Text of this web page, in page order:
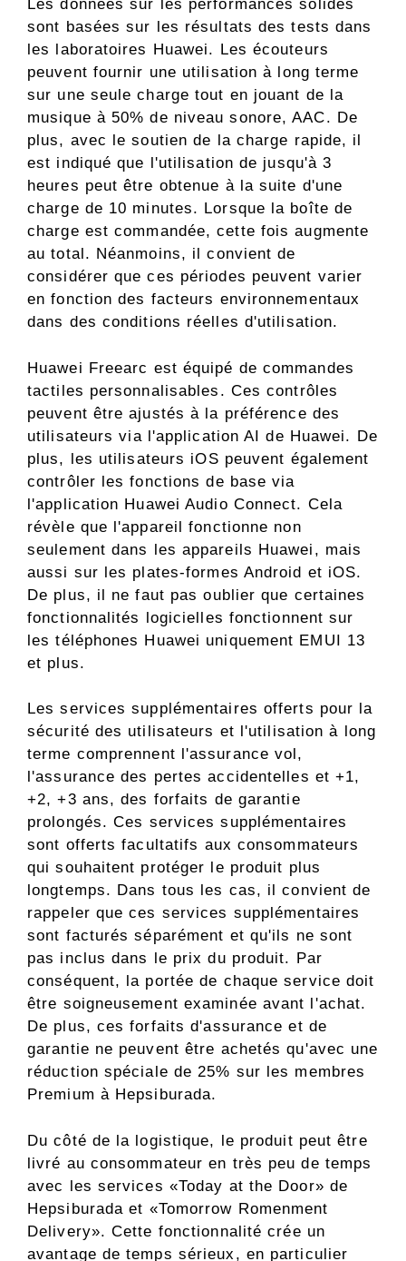
Les données sur les performances solides
sont basées sur les résultats des tests dans
les laboratoires Huawei. Les écouteurs
peuvent fournir une utilisation à long terme
sur une seule charge tout en jouant de la
musique à 50% de niveau sonore, AAC. De
plus, avec le soutien de la charge rapide, il
est indiqué que l'utilisation de jusqu'à 3
heures peut être obtenue à la suite d'une
charge de 10 minutes. Lorsque la boîte de
charge est commandée, cette fois augmente
au total. Néanmoins, il convient de
considérer que ces périodes peuvent varier
en fonction des facteurs environnementaux
dans des conditions réelles d'utilisation.
Huawei Freearc est équipé de commandes
tactiles personnalisables. Ces contrôles
peuvent être ajustés à la préférence des
utilisateurs via l'application AI de Huawei. De
plus, les utilisateurs iOS peuvent également
contrôler les fonctions de base via
l'application Huawei Audio Connect. Cela
révèle que l'appareil fonctionne non
seulement dans les appareils Huawei, mais
aussi sur les plates-formes Android et iOS.
De plus, il ne faut pas oublier que certaines
fonctionnalités logicielles fonctionnent sur
les téléphones Huawei uniquement EMUI 13
et plus.
Les services supplémentaires offerts pour la
sécurité des utilisateurs et l'utilisation à long
terme comprennent l'assurance vol,
l'assurance des pertes accidentelles et +1,
+2, +3 ans, des forfaits de garantie
prolongés. Ces services supplémentaires
sont offerts facultatifs aux consommateurs
qui souhaitent protéger le produit plus
longtemps. Dans tous les cas, il convient de
rappeler que ces services supplémentaires
sont facturés séparément et qu'ils ne sont
pas inclus dans le prix du produit. Par
conséquent, la portée de chaque service doit
être soigneusement examinée avant l'achat.
De plus, ces forfaits d'assurance et de
garantie ne peuvent être achetés qu'avec une
réduction spéciale de 25% sur les membres
Premium à Hepsiburada.
Du côté de la logistique, le produit peut être
livré au consommateur en très peu de temps
avec les services «Today at the Door» de
Hepsiburada et «Tomorrow Romenment
Delivery». Cette fonctionnalité crée un
avantage de temps sérieux, en particulier